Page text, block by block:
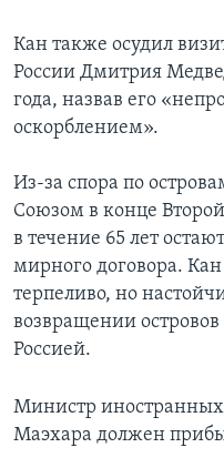
Кан также осудил
России Дмитрия
года, назвав его
оскорблением».
Из-за спора по
Союзом в конце
в течение 65 лет
мирного договора.
терпеливо, но
возвращении
Россией.
Министр
Маэхара должен